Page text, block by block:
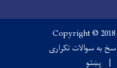
Copyright ©
به سوالات تکراری
پښتو